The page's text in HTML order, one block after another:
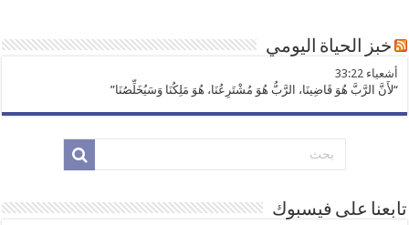
خبز الحياة اليومي
ﺃﺷﻌﻴﺎء 33:22
“لأَنَّ الرَّبَّ هُوَ قَاضِينَا، الرَّبُّ هُوَ مُشْتَرِعُنَا، هُوَ مَلِكُنَا وَسَيُخَلِّصُنَا”
تابعنا على فيسبوك